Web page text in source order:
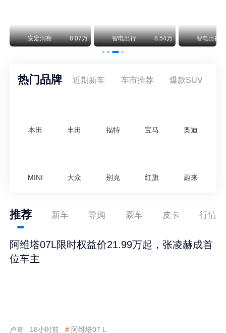
安定洞察 8.07万 智电出行 8.54万 智电出行
热门品牌 近期新车 车市推荐 爆款SUV
本田 丰田 福特 宝马 奥迪
MINI 大众 别克 红旗 蔚来
推荐 新车 导购 豪车 皮卡 行情
阿维塔07L限时权益价21.99万起，张凌赫成首
位车主
卢奇 18小时前 # 阿维塔07 L